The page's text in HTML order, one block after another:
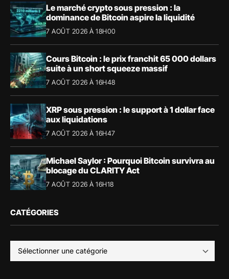
Le marché crypto sous pression : la
dominance de Bitcoin aspire la liquidité
7 AOÛT 2026 À 18H00
Cours Bitcoin : le prix franchit 65 000 dollars
suite à un short squeeze massif
7 AOÛT 2026 À 16H48
XRP sous pression : le support à 1 dollar face
aux liquidations
7 AOÛT 2026 À 16H47
Michael Saylor : Pourquoi Bitcoin survivra au
blocage du CLARITY Act
7 AOÛT 2026 À 16H18
CATÉGORIES